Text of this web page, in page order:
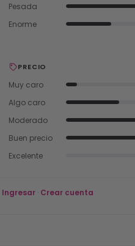
Pesada
Enorme
PRECIO
Muy caro
Algo caro
Moderado
Buen precio
Excelente
Ingresar · Crear cuenta